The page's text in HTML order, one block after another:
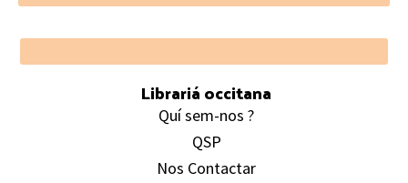
Footer
Librariá occitana
Quí sem-nos ?
QSP
Nos Contactar